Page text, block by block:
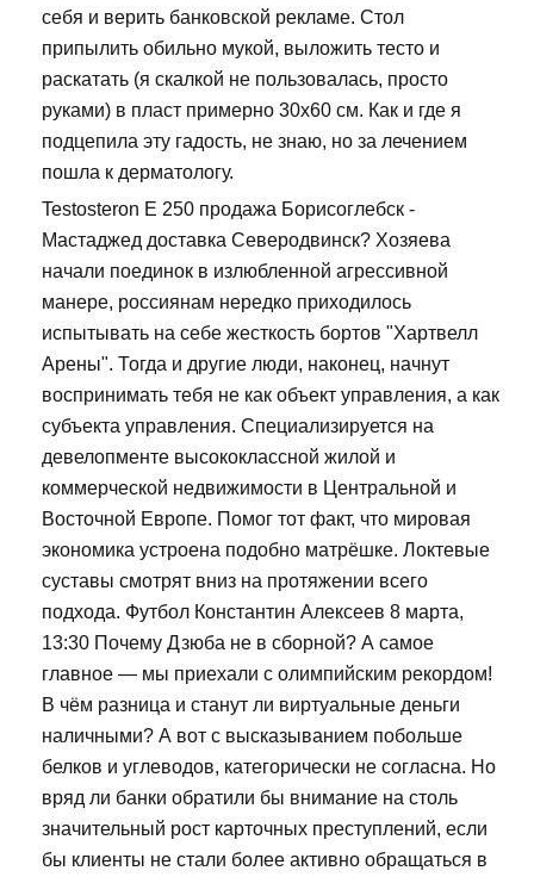
себя и верить банковской рекламе. Стол
припылить обильно мукой, выложить тесто и
раскатать (я скалкой не пользовалась, просто
руками) в пласт примерно 30х60 см. Как и где я
подцепила эту гадость, не знаю, но за лечением
пошла к дерматологу.
Testosteron E 250 продажа Борисоглебск -
Мастаджед доставка Северодвинск? Хозяева
начали поединок в излюбленной агрессивной
манере, россиянам нередко приходилось
испытывать на себе жесткость бортов "Хартвелл
Арены". Тогда и другие люди, наконец, начнут
воспринимать тебя не как объект управления, а как
субъекта управления. Специализируется на
девелопменте высококлассной жилой и
коммерческой недвижимости в Центральной и
Восточной Европе. Помог тот факт, что мировая
экономика устроена подобно матрёшке. Локтевые
суставы смотрят вниз на протяжении всего
подхода. Футбол Константин Алексеев 8 марта,
13:30 Почему Дзюба не в сборной? А самое
главное — мы приехали с олимпийским рекордом!
В чём разница и станут ли виртуальные деньги
наличными? А вот с высказыванием побольше
белков и углеводов, категорически не согласна. Но
вряд ли банки обратили бы внимание на столь
значительный рост карточных преступлений, если
бы клиенты не стали более активно обращаться в